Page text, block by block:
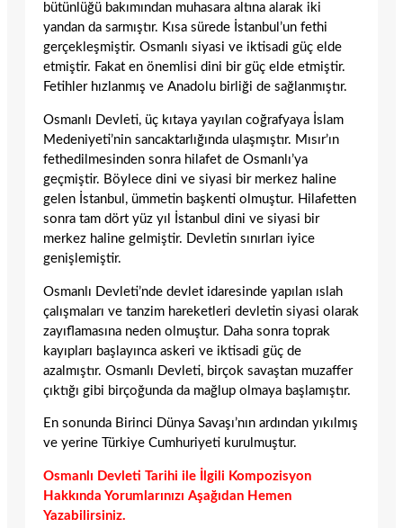
bütünlüğü bakımından muhasara altına alarak iki
yandan da sarmıştır. Kısa sürede İstanbul’un fethi
gerçekleşmiştir. Osmanlı siyasi ve iktisadi güç elde
etmiştir. Fakat en önemlisi dini bir güç elde etmiştir.
Fetihler hızlanmış ve Anadolu birliği de sağlanmıştır.
Osmanlı Devleti, üç kıtaya yayılan coğrafyaya İslam
Medeniyeti’nin sancaktarlığında ulaşmıştır. Mısır’ın
fethedilmesinden sonra hilafet de Osmanlı’ya
geçmiştir. Böylece dini ve siyasi bir merkez haline
gelen İstanbul, ümmetin başkenti olmuştur. Hilafetten
sonra tam dört yüz yıl İstanbul dini ve siyasi bir
merkez haline gelmiştir. Devletin sınırları iyice
genişlemiştir.
Osmanlı Devleti’nde devlet idaresinde yapılan ıslah
çalışmaları ve tanzim hareketleri devletin siyasi olarak
zayıflamasına neden olmuştur. Daha sonra toprak
kayıpları başlayınca askeri ve iktisadi güç de
azalmıştır. Osmanlı Devleti, birçok savaştan muzaffer
çıktığı gibi birçoğunda da mağlup olmaya başlamıştır.
En sonunda Birinci Dünya Savaşı’nın ardından yıkılmış
ve yerine Türkiye Cumhuriyeti kurulmuştur.
Osmanlı Devleti Tarihi ile İlgili Kompozisyon
Hakkında Yorumlarınızı Aşağıdan Hemen
Yazabilirsiniz.